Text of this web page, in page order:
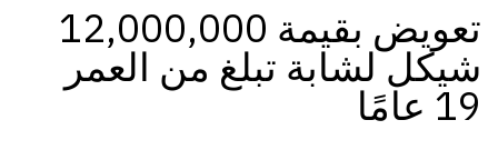
تعويض بقيمة 12,000,000
شيكل لشابة تبلغ من العمر
19 عامًا